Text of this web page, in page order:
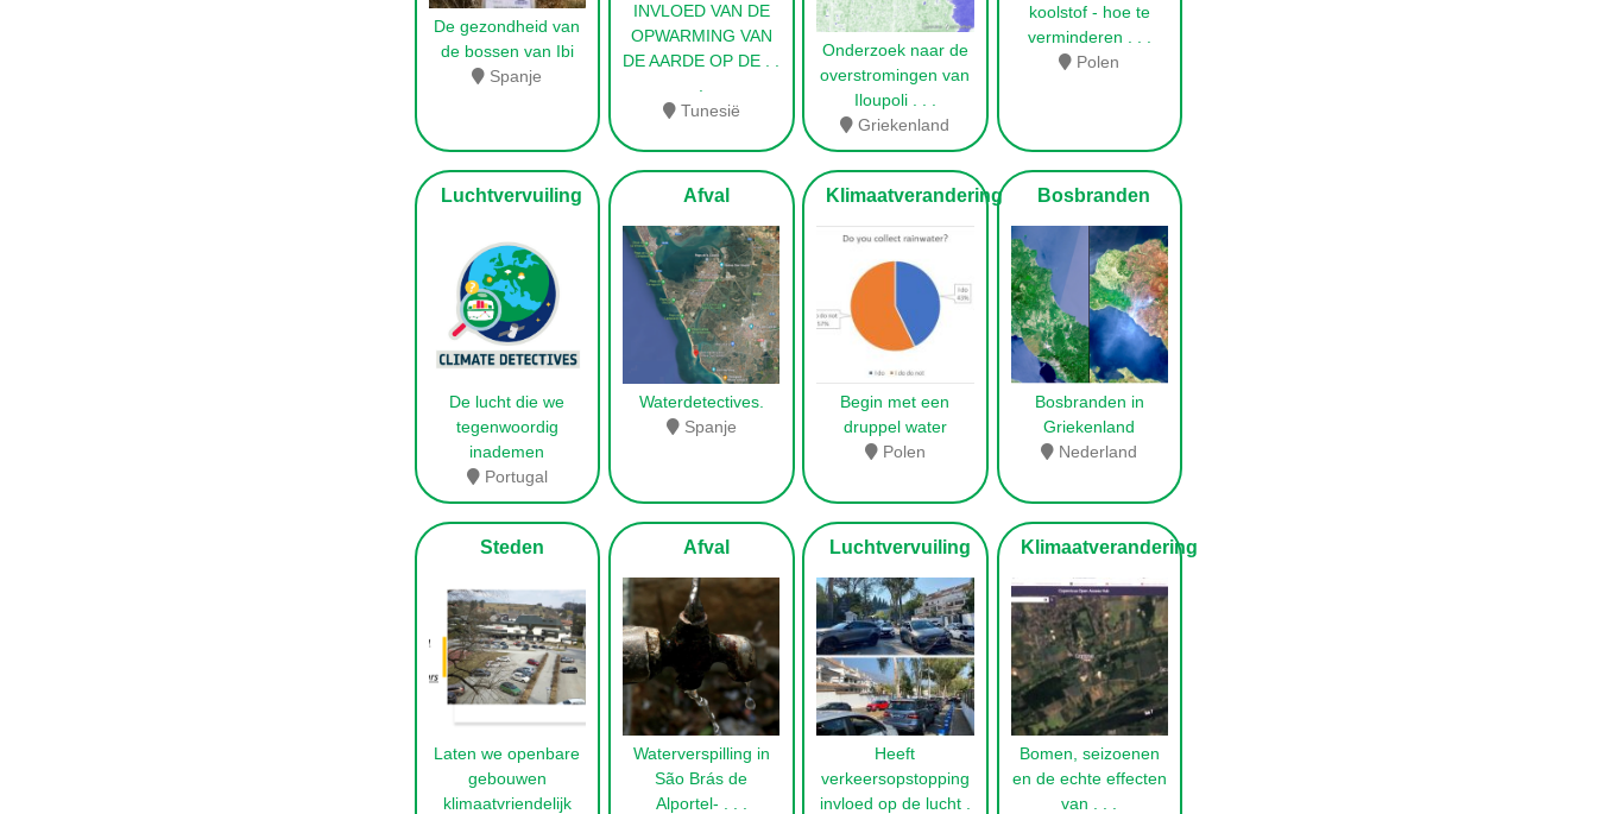
De gezondheid van
de bossen van Ibi
Spanje
INVLOED VAN DE
OPWARMING VAN
DE AARDE OP DE . .
.
Tunesië
Onderzoek naar de
overstromingen van
Iloupoli . . .
Griekenland
koolstof - hoe te
verminderen . . .
Polen
Luchtvervuiling
De lucht die we
tegenwoordig
inademen
Portugal
Afval
Waterdetectives.
Spanje
Klimaatverandering
Begin met een
druppel water
Polen
Bosbranden
Bosbranden in
Griekenland
Nederland
Steden
Laten we openbare
gebouwen
klimaatvriendelijk
Afval
Waterverspilling in
São Brás de
Alportel-
Luchtvervuiling
Heeft
verkeersopstopping
invloed op de lucht
Klimaatverandering
Bomen, seizoenen
en de echte effecten
van